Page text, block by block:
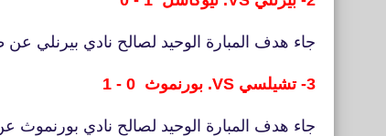
جاء هدف المبارة الوحيد لصالح نادي بيرنلي
3- تشيلسي VS. بورنموث 0 - 1
جاء هدف المبارة الوحيد لصالح نادي بورنموث